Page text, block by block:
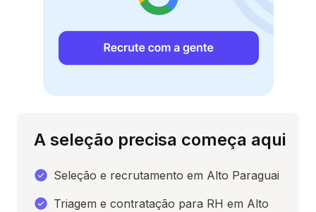
A seleção precisa começa aqui
Seleção e recrutamento em Alto Paraguai
Triagem e contratação para RH em Alto